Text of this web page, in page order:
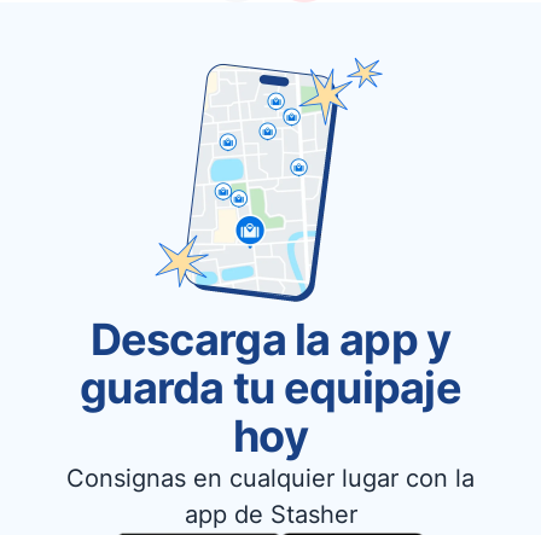
Descarga la app y
guarda tu equipaje
hoy
Consignas en cualquier lugar con la
app de Stasher